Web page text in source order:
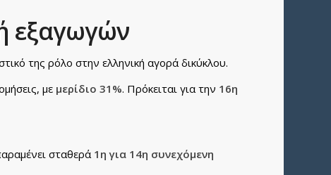
εξαγωγών
της ρόλο στην ελληνική αγορά δικύκλου.
με μερίδιο 31%. Πρόκειται για την 16η
σταθερά1η για 14η συνεχόμενη